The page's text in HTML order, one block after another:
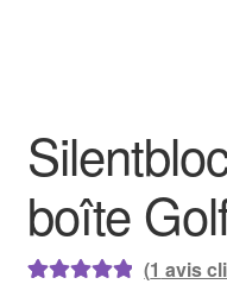
boîte
(1 avis